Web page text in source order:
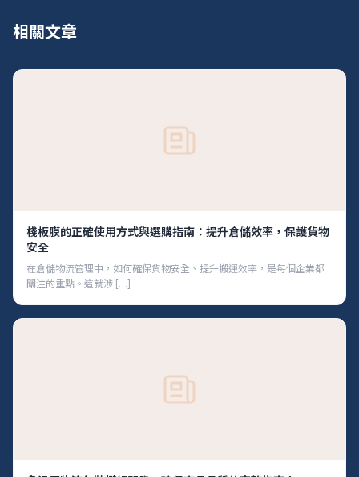
相關文章
棧板膜的正確使用方式與選購指南：提升倉儲效率，保護貨物
安全
在倉儲物流管理中，如何確保貨物安全、提升搬運效率，是每個企業都
關注的重點。這就涉 […]